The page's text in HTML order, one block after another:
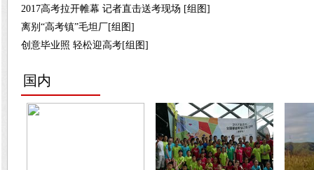
2017高考拉开帷幕 记者直击送考现场 [组图]
离别“高考镇”毛坦厂[组图]
创意毕业照 轻松迎高考[组图]